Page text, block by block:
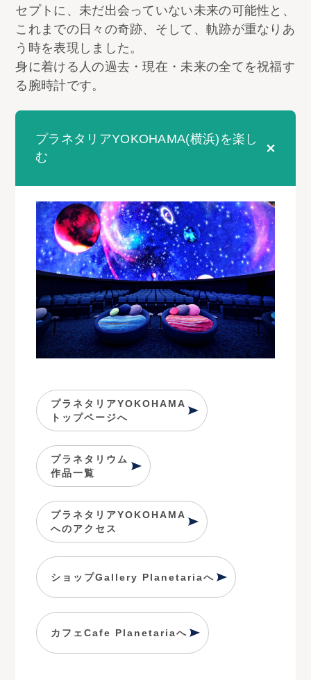
セプトに、未だ出会っていない未来の可能性と、
これまでの日々の奇跡、そして、軌跡が重なりあ
う時を表現しました。
身に着ける人の過去・現在・未来の全てを祝福す
る腕時計です。
プラネタリアYOKOHAMA(横浜)を楽し
む
プラネタリアYOKOHAMA
トップページへ
プラネタリウム
作品一覧
プラネタリアYOKOHAMA
へのアクセス
ショップGallery Planetariaへ
カフェCafe Planetariaへ